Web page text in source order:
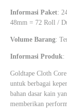
Informasi Paket:
48mm = 72 Roll /
Volume Barang:
Informasi Produk:
Goldtape Cloth
untuk berbagai
bahan dasar kain
memberikan